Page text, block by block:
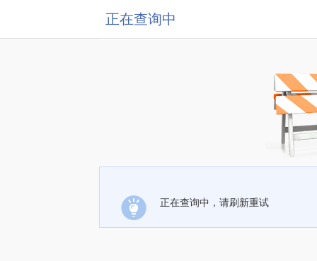
正在查询中
正在查询中，请刷新重试